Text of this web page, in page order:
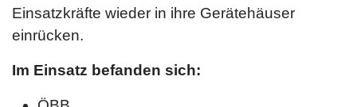
Einsatzkräfte wieder in ihre Gerätehäuser
einrücken.
Im Einsatz befanden sich: